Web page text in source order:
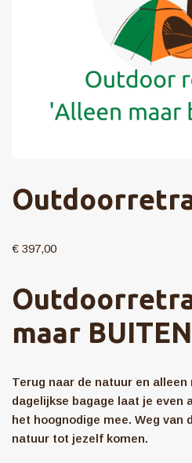
€ 397,00
maar
Terug naar de natuur en alleen
dagelijkse bagage laat je even
het hoognodige mee. Weg van
natuur tot jezelf komen.